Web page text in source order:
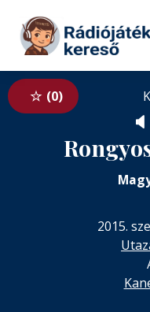
Tovább a tartalomhoz
0
🔈
2015.